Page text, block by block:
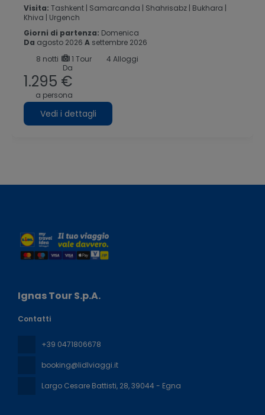
Visita: Tashkent | Samarcanda | Shahrisabz | Bukhara |
Khiva | Urgench
Giorni di partenza: Domenica
Da agosto 2026 A settembre 2026
8 notti 1 Tour
4 Alloggi
Da
1.295 €
a persona
Vedi i dettagli
Ignas Tour S.p.A.
Contatti
+39 0471806678
booking@lidlviaggi.it
Largo Cesare Battisti, 28, 39044 - Egna